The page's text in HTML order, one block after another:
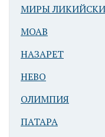
МИРЫ
МОАВ
НАЗАРЕТ
НЕВО
ОЛИМПИЯ
ПАТАРА